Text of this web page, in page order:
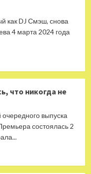
как DJ Смэш, снова
4 марта 2024 года
что никогда не
выпуска
состоялась 2